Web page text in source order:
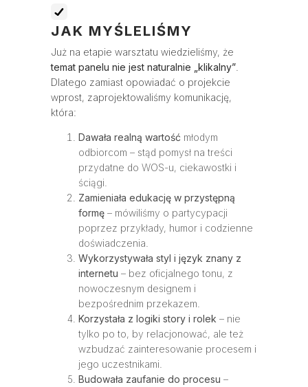
JAK MYŚLELIŚMY
Już na etapie warsztatu wiedzieliśmy, że
temat panelu nie jest naturalnie „klikalny”
Dlatego zamiast opowiadać o projekcie
wprost, zaprojektowaliśmy komunikację,
która:
Dawała realną wartość młodym
odbiorcom – stąd pomysł na treści
przydatne do WOS-u, ciekawostki i
ściągi.
Zamieniała edukację w przystępną
formę – mówiliśmy o partycypacji
poprzez przykłady, humor i codzienne
doświadczenia.
Wykorzystywała styl i język znany z
internetu – bez oficjalnego tonu, z
nowoczesnym designem i
bezpośrednim przekazem.
Korzystała z logiki story i rolek – nie
tylko po to, by relacjonować, ale też
wzbudzać zainteresowanie procesem i
jego uczestnikami.
Budowała zaufanie do procesu –